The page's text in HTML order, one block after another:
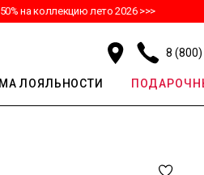
на коллекцию лето 2026 >>>
8
ЛОЯЛЬНОСТИ